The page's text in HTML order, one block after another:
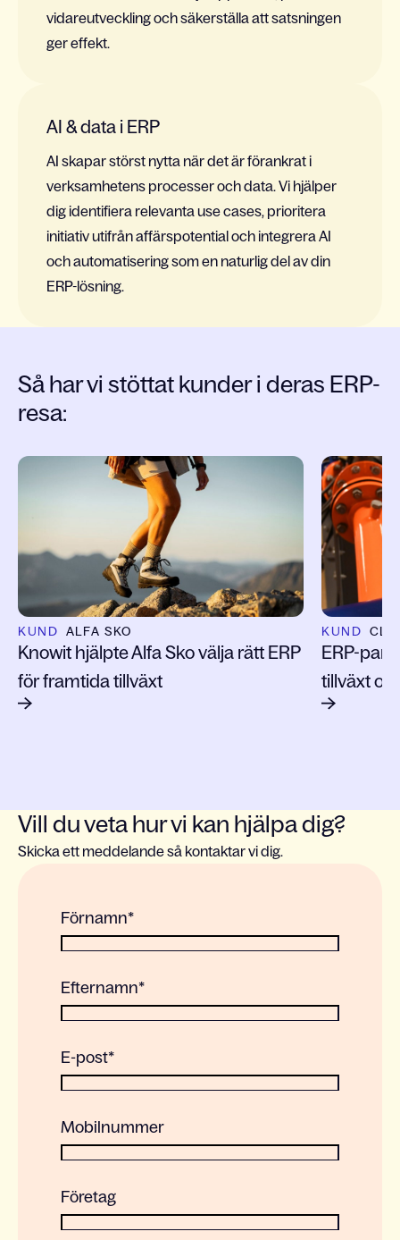
vidareutveckling och säkerställa att satsningen
ger effekt.
AI & data i ERP
AI skapar störst nytta när det är förankrat i
verksamhetens processer och data. Vi hjälper
dig identifiera relevanta use cases, prioritera
initiativ utifrån affärspotential och integrera AI
och automatisering som en naturlig del av din
ERP-lösning.
Så har vi stöttat kunder i deras ERP-
resa:
Slide 1 of 3
KUND ALFA SKO
Knowit hjälpte Alfa Sko välja rätt ERP
för framtida tillväxt
KUND
ERP-
tillväxt
Vill du veta hur vi kan hjälpa dig?
Skicka ett meddelande så kontaktar vi dig.
Förnamn*
Efternamn*
E-post*
Mobilnummer
Företag